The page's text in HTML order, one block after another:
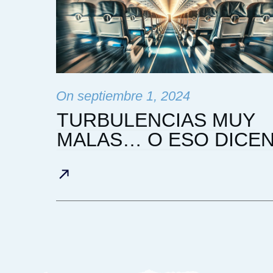
On septiembre 1, 2024
TURBULENCIAS MUY
MALAS… O ESO